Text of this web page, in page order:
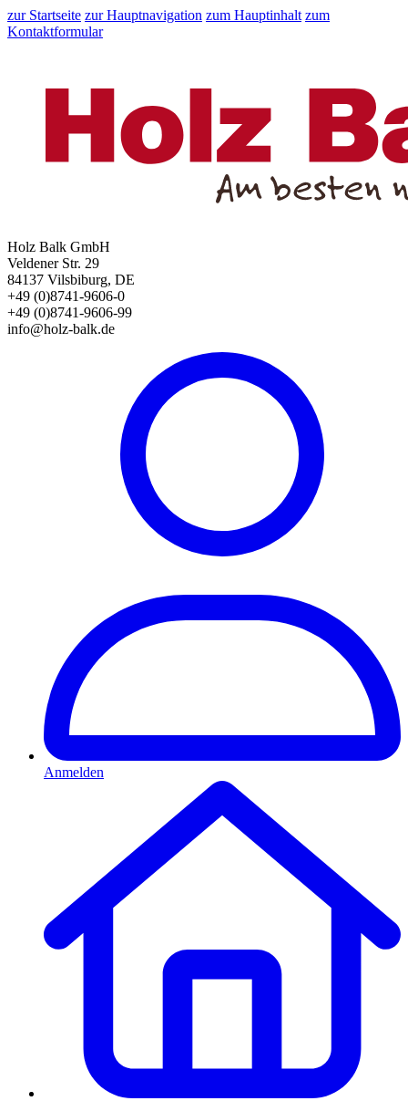
zur Startseite zur Hauptnavigation zum Hauptinhalt zum
Kontaktformular
Holz Balk GmbH
Veldener Str. 29
84137 Vilsbiburg, DE
+49 (0)8741-9606-0
+49 (0)8741-9606-99
info@holz-balk.de
Anmelden